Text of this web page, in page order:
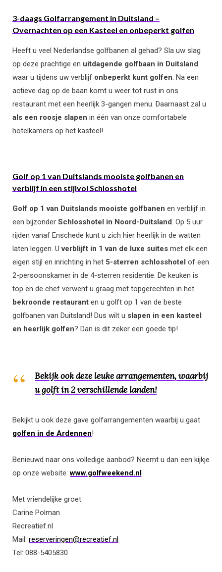
3-daags Golfarrangement in Duitsland –
Overnachten op een Kasteel en onbeperkt golfen
Heeft u veel Nederlandse golfbanen al gehad? Sla uw slag
op deze prachtige en uitdagende golfbaan in Duitsland
waar u tijdens uw verblijf onbeperkt kunt golfen. Na een
actieve dag op de baan komt u weer tot rust in ons
restaurant met een heerlijk 3-gangen menu. Daarnaast zal u
als een roosje slapen in één van onze comfortabele
hotelkamers op het kasteel!
Golf op 1 van Duitslands mooiste golfbanen en
verblijf in een stijlvol Schlosshotel
Golf op 1 van Duitslands mooiste golfbanen en verblijf in
een bijzonder Schlosshotel in Noord-Duitsland. Op 5 uur
rijden vanaf Enschede kunt u zich hier heerlijk in de watten
laten leggen. Uverblijft in 1 van de luxe suites met elk een
eigen stijl en inrichting in het 5-sterren schlosshotel of een
2-persoonskamer in de 4-sterren residentie. De keuken is
top en de chef verwent u graag met topgerechten in het
bekroonde restaurant en u golft op 1 van de beste
golfbanen van Duitsland! Dus wilt u slapen in een kasteel
en heerlijk golfen? Dan is dit zeker een goede tip!
Bekijk ook deze leuke arrangementen, waarbij
u golft in 2 verschillende landen!
Bekijkt u ook deze gave golfarrangementen waarbij u gaat
golfen in de Ardennen!
Benieuwd naar ons volledige aanbod? Neemt u dan een kijkje
op onze website:www.golfweekend.nl
Met vriendelijke groet
Carine Polman
Recreatief.nl
Mail: reserveringen@recreatief.nl
Tel: 088-5405830